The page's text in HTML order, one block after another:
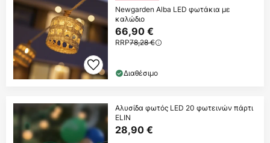
Newgarden Alba LED φωτάκια με
καλώδιο
66,90 €
RRP78,28 €
Διαθέσιμο
Αλυσίδα φωτός LED 20 φωτεινών πάρτι
ELIN
28,90 €